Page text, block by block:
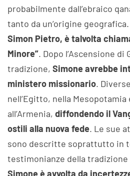
probabilmente dall’ebraico
tanto da un’origine geografica.
Simon Pietro, è talvolta
Minore”. Dopo l’Ascensione di
tradizione, Simone avrebbe
ministero missionario.
nell’Egitto, nella Mesopotamia
all’Armenia, diffondendo il
ostili alla nuova fede. Le sue
sono descritte soprattutto in
testimonianze della tradizione
Simone è avvolta da